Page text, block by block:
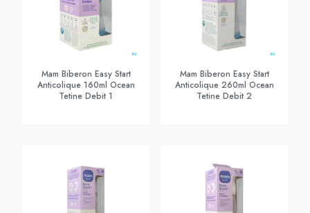
Mam Biberon Easy Start
Anticolique 160ml Ocean
Tetine Debit 1
Mam Biberon Easy Start
Anticolique 260ml Ocean
Tetine Debit 2